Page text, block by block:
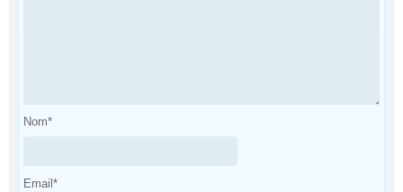
Nom*
Email*